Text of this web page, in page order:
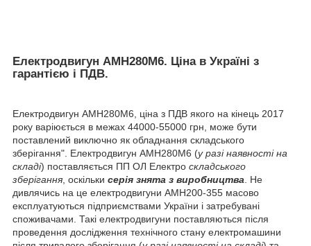
Електродвигун АМН280М6. Ціна в Україні з
гарантією і ПДВ.
Електродвигун АМН280М6, ціна з ПДВ якого на кінець 2017
року варіюється в межах 44000-55000 грн, може бути
поставлений виключно як обладнання складського
зберігання". Електродвигун АМН280М6 (у разі наявності на
складі) поставляється ПП ОЛ Електро складського
зберігання , оскільки серія знята з виробництва . Не
дивлячись на це електродвигуни АМН200-355 масово
експлуатуються підприємствами України і затребувані
споживачами. Такі електродвигуни поставляються після
проведення дослідження технічного стану електромашини